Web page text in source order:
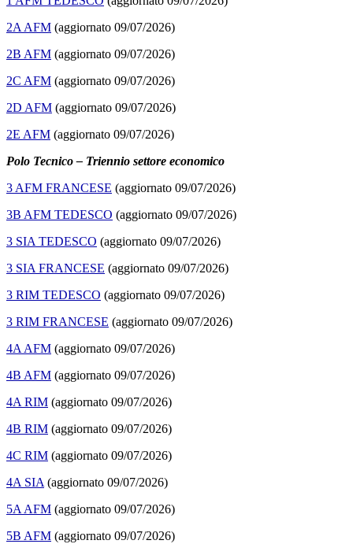
2A AFM (aggiornato 09/07/2026)
2B AFM (aggiornato 09/07/2026)
2C AFM (aggiornato 09/07/2026)
2D AFM (aggiornato 09/07/2026)
2E AFM (aggiornato 09/07/2026)
Polo Tecnico – Triennio settore economico
3 AFM FRANCESE (aggiornato 09/07/2026)
3B AFM TEDESCO (aggiornato 09/07/2026)
3 SIA TEDESCO (aggiornato 09/07/2026)
3 SIA FRANCESE (aggiornato 09/07/2026)
3 RIM TEDESCO (aggiornato 09/07/2026)
3 RIM FRANCESE (aggiornato 09/07/2026)
4A AFM (aggiornato 09/07/2026)
4B AFM (aggiornato 09/07/2026)
4A RIM (aggiornato 09/07/2026)
4B RIM (aggiornato 09/07/2026)
4C RIM (aggiornato 09/07/2026)
4A SIA (aggiornato 09/07/2026)
5A AFM (aggiornato 09/07/2026)
5B AFM (aggiornato 09/07/2026)